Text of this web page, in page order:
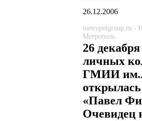
26.12.2006
metropolgroup.ru -
Метрополь
26
личных
ГМИИ
«Павел
Очевидец